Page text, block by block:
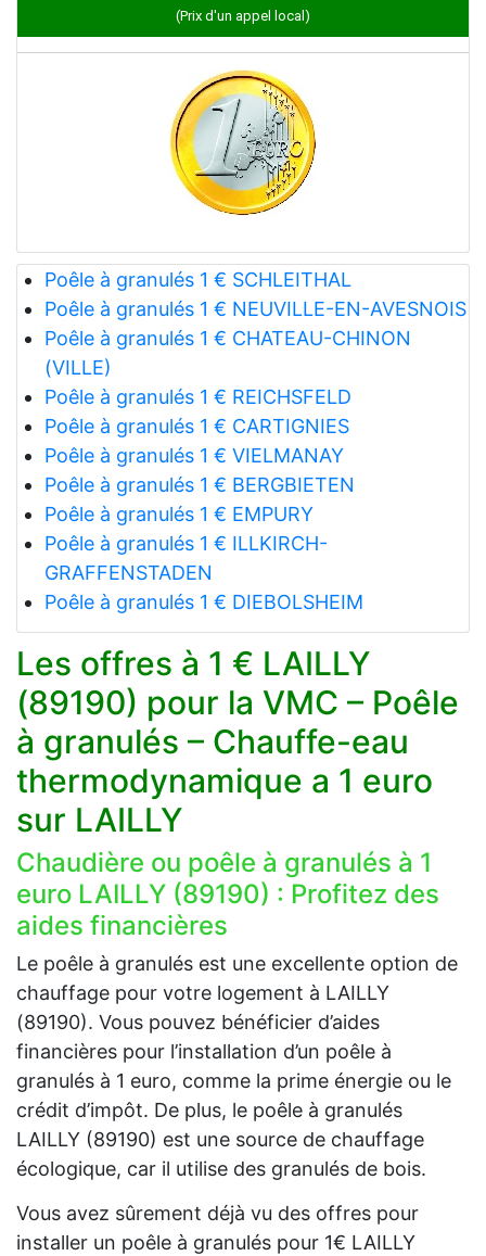
(Prix d'un appel local)
Poêle à granulés 1 € SCHLEITHAL
Poêle à granulés 1 € NEUVILLE-EN-AVESNOIS
Poêle à granulés 1 € CHATEAU-CHINON
(VILLE)
Poêle à granulés 1 € REICHSFELD
Poêle à granulés 1 € CARTIGNIES
Poêle à granulés 1 € VIELMANAY
Poêle à granulés 1 € BERGBIETEN
Poêle à granulés 1 € EMPURY
Poêle à granulés 1 € ILLKIRCH-
GRAFFENSTADEN
Poêle à granulés 1 € DIEBOLSHEIM
Les offres à 1 € LAILLY
(89190) pour la VMC – Poêle
à granulés – Chauffe-eau
thermodynamique a 1 euro
sur LAILLY
Chaudière ou poêle à granulés à 1
euro LAILLY (89190) : Profitez des
aides financières
Le poêle à granulés est une excellente option de
chauffage pour votre logement à LAILLY
(89190). Vous pouvez bénéficier d’aides
financières pour l’installation d’un poêle à
granulés à 1 euro, comme la prime énergie ou le
crédit d’impôt. De plus, le poêle à granulés
LAILLY (89190) est une source de chauffage
écologique, car il utilise des granulés de bois.
Vous avez sûrement déjà vu des offres pour
installer un poêle à granulés pour 1€ LAILLY